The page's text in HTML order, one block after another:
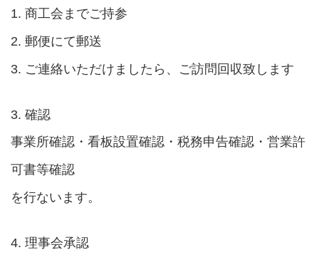
1. 商工会までご持参
2. 郵便にて郵送
3. ご連絡いただけましたら、ご訪問回収致します
3. 確認
事業所確認・看板設置確認・税務申告確認・営業許
可書等確認
を行ないます。
4. 理事会承認